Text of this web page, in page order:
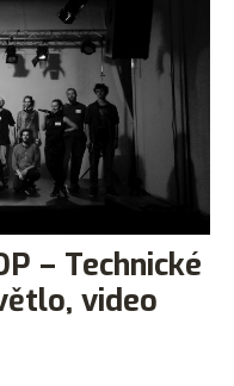
– Technické
video